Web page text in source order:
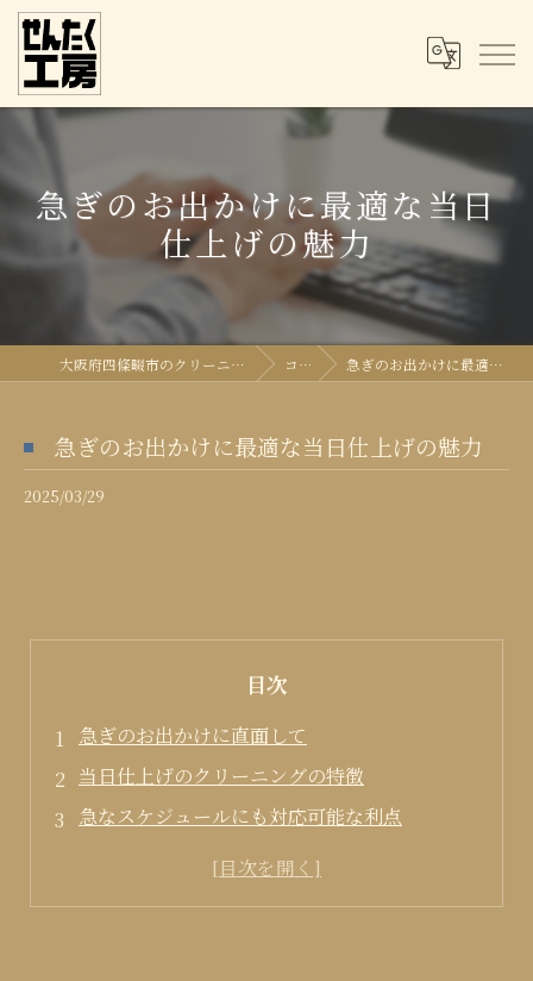
急ぎのお出かけに最適な当日
仕上げの魅力
大阪府四條畷市のクリーニングならせんたく工房 コラム 急ぎのお出かけに最適な当日仕上げの魅力
急ぎのお出かけに最適な当日仕上げの魅力
2025/03/29
目次
急ぎのお出かけに直面して
当日仕上げのクリーニングの特徴
急なスケジュールにも対応可能な利点
快適なお出かけを実現するために